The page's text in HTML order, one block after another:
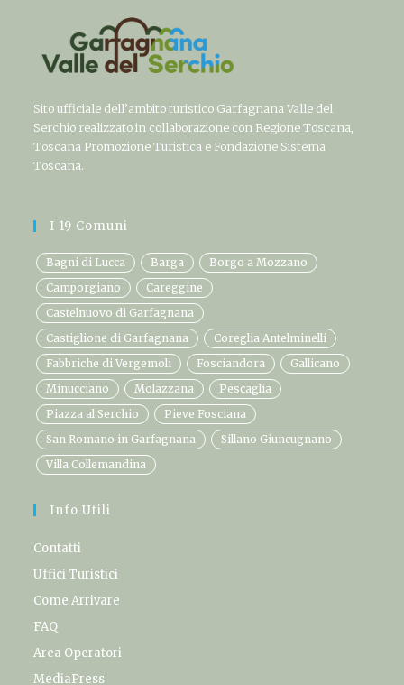
Sito ufficiale dell’ambito turistico Garfagnana Valle del
Serchio realizzato in collaborazione con Regione Toscana,
Toscana Promozione Turistica e Fondazione Sistema
Toscana.
I 19 Comuni
Bagni di Lucca Barga
Borgo a Mozzano
Camporgiano
Careggine
Castelnuovo di Garfagnana
Castiglione di Garfagnana
Coreglia Antelminelli
Fabbriche di Vergemoli
Fosciandora
Gallicano
Minucciano
Molazzana
Pescaglia
Piazza al Serchio
Pieve Fosciana
San Romano in Garfagnana
Sillano Giuncugnano
Villa Collemandina
Info Utili
Contatti
Uffici Turistici
Come Arrivare
FAQ
Area Operatori
MediaPress